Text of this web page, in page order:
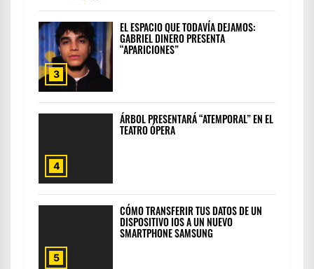
3
EL ESPACIO QUE TODAVÍA DEJAMOS:
GABRIEL DINERO PRESENTA
“APARICIONES”
4
ÁRBOL PRESENTARÁ “ATEMPORAL” EN EL
TEATRO ÓPERA
5
CÓMO TRANSFERIR TUS DATOS DE UN
DISPOSITIVO IOS A UN NUEVO
SMARTPHONE SAMSUNG